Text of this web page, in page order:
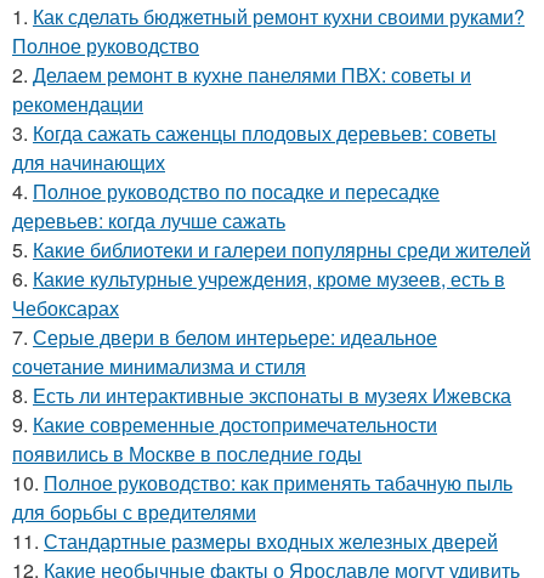
1. Как сделать бюджетный ремонт кухни своими руками?
Полное руководство
2. Делаем ремонт в кухне панелями ПВХ: советы и
рекомендации
3. Когда сажать саженцы плодовых деревьев: советы
для начинающих
4. Полное руководство по посадке и пересадке
деревьев: когда лучше сажать
5. Какие библиотеки и галереи популярны среди жителей
6. Какие культурные учреждения, кроме музеев, есть в
Чебоксарах
7. Серые двери в белом интерьере: идеальное
сочетание минимализма и стиля
8. Есть ли интерактивные экспонаты в музеях Ижевска
9. Какие современные достопримечательности
появились в Москве в последние годы
10. Полное руководство: как применять табачную пыль
для борьбы с вредителями
11. Стандартные размеры входных железных дверей
12. Какие необычные факты о Ярославле могут удивить